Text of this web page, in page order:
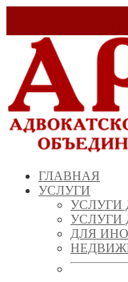
ГЛАВНАЯ
УСЛУГИ
УСЛУГИ
УСЛУГИ
ДЛЯ